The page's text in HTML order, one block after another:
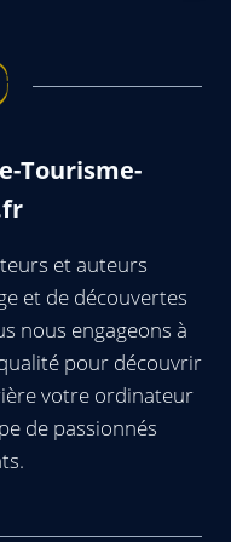
Tourisme-
et auteurs
et de découvertes
nous engageons à
pour découvrir
votre ordinateur
de passionnés